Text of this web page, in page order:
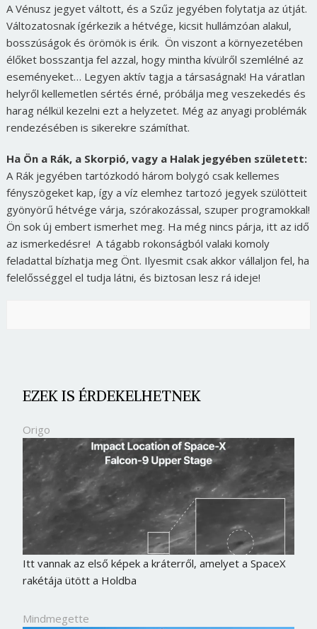
A Vénusz jegyet váltott, és a Szűz jegyében folytatja az útját.
Változatosnak ígérkezik a hétvége, kicsit hullámzóan alakul,
bosszúságok és örömök is érik. Ön viszont a környezetében
élőket bosszantja fel azzal, hogy mintha kívülről szemlélné az
eseményeket… Legyen aktív tagja a társaságnak! Ha váratlan
helyről kellemetlen sértés érné, próbálja meg veszekedés és
harag nélkül kezelni ezt a helyzetet. Még az anyagi problémák
rendezésében is sikerekre számíthat.
Ha Ön a Rák, a Skorpió, vagy a Halak jegyében született:
A Rák jegyében tartózkodó három bolygó csak kellemes
fényszögeket kap, így a víz elemhez tartozó jegyek szülötteit
gyönyörű hétvége várja, szórakozással, szuper programokkal!
Ön sok új embert ismerhet meg. Ha még nincs párja, itt az idő
az ismerkedésre! A tágabb rokonságból valaki komoly
feladattal bízhatja meg Önt. Ilyesmit csak akkor vállaljon fel, ha
felelősséggel el tudja látni, és biztosan lesz rá ideje!
EZEK IS ÉRDEKELHETNEK
Origo
Itt vannak az első képek a kráterről, amelyet a SpaceX
rakétája ütött a Holdba
Mindmegette